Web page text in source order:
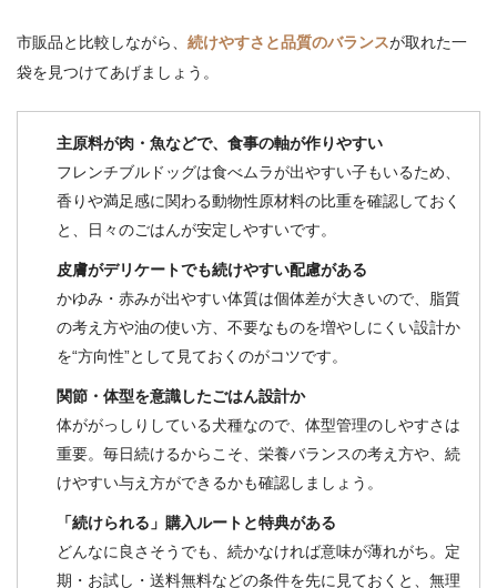
市販品と比較しながら、 続けやすさと品質のバランスが取れた一
袋を見つけてあげましょう。
主原料が肉・魚などで、食事の軸が作りやすい
フレンチブルドッグは食べムラが出やすい子もいるため、
香りや満足感に関わる動物性原材料の比重を確認しておく
と、日々のごはんが安定しやすいです。
皮膚がデリケートでも続けやすい配慮がある
かゆみ・赤みが出やすい体質は個体差が大きいので、脂質
の考え方や油の使い方、不要なものを増やしにくい設計か
を“方向性”として見ておくのがコツです。
関節・体型を意識したごはん設計か
体ががっしりしている犬種なので、体型管理のしやすさは
重要。毎日続けるからこそ、栄養バランスの考え方や、続
けやすい与え方ができるかも確認しましょう。
「続けられる」購入ルートと特典がある
どんなに良さそうでも、続かなければ意味が薄れがち。定
期・お試し・送料無料などの条件を先に見ておくと、無理